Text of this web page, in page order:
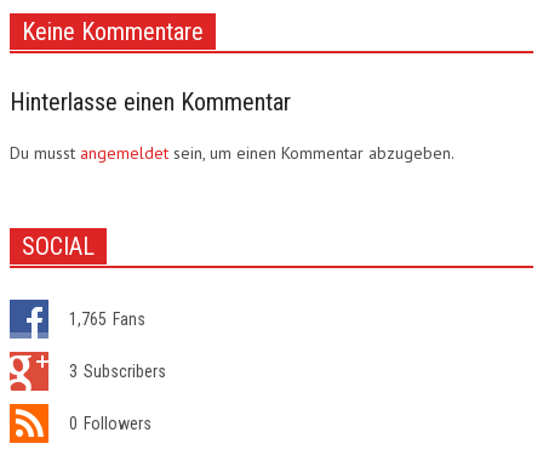
Keine Kommentare
Hinterlasse einen Kommentar
Du musst angemeldet sein, um einen Kommentar abzugeben.
SOCIAL
1,765 Fans
3 Subscribers
0 Followers